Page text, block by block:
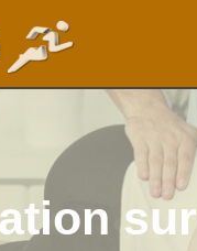
sur